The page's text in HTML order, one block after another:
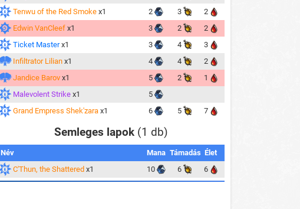
Tenwu of the Red Smoke x1 2 3
2
Edwin VanCleef x1 3 2
2
Ticket Master x1 3 4
3
Infiltrator Lilian x1 4 4
2
Jandice Barov x1 5 2
1
Malevolent Strike x1
5
Grand Empress Shek'zara x1 6 5 7
Semleges lapok (1 db)
Név Mana Támadás Élet
C'Thun, the Shattered x1 10 6 6